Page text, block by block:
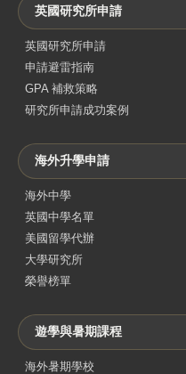
英國研究所申請
英國研究所申請
申請避雷指南
GPA 補救策略
研究所申請成功案例
海外升學申請
海外中學
英國中學名單
美國留學代辦
大學研究所
榮譽榜單
遊學與暑期課程
海外暑期學校